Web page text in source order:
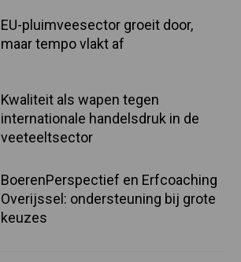
EU-pluimveesector groeit door,
maar tempo vlakt af
Kwaliteit als wapen tegen
internationale handelsdruk in de
veeteeltsector
BoerenPerspectief en Erfcoaching
Overijssel: ondersteuning bij grote
keuzes